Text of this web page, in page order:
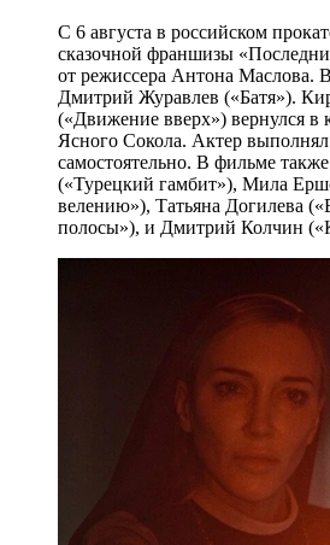
С 6 августа в российском
сказочной франшизы
от режиссера Антона Маслова.
Дмитрий Журавлев («Батя»).
(«Движение вверх») вернулся в
Ясного Сокола. Актер
самостоятельно. В фильме
(«Турецкий гамбит»), Мила
велению»), Татьяна Догилева
полосы»), и Дмитрий Колчин